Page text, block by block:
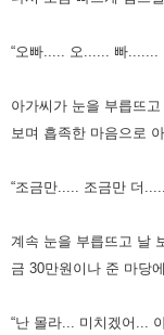
“오빠..... 오...... 빠
아가씨가 눈을 부릅뜨
보며 흡족한 마음으로
“조금만..... 조금만 더
계속 눈을 부릅뜨고 날
금 30만원이나 준 마당
“난 몰라... 미치겠어...